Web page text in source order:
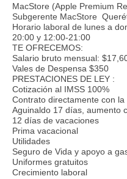
MacStore (Apple Premium
Subgerente MacStore
Horario laboral de lunes a
20:00 y 12:00-21:00
TE OFRECEMOS:
Salario bruto mensual:
Vales de Despensa $350
PRESTACIONES DE LEY :
Cotización al IMSS 100%
Contrato directamente con la
Aguinaldo 17 días, aumento
12 días de vacaciones
Prima vacacional
Utilidades
Seguro de Vida y apoyo a
Uniformes gratuitos
Crecimiento laboral